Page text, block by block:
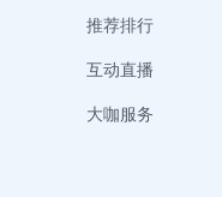
推荐排行
互动直播
大咖服务